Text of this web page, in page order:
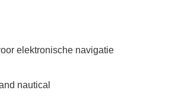
elektronische navigatie
nautical